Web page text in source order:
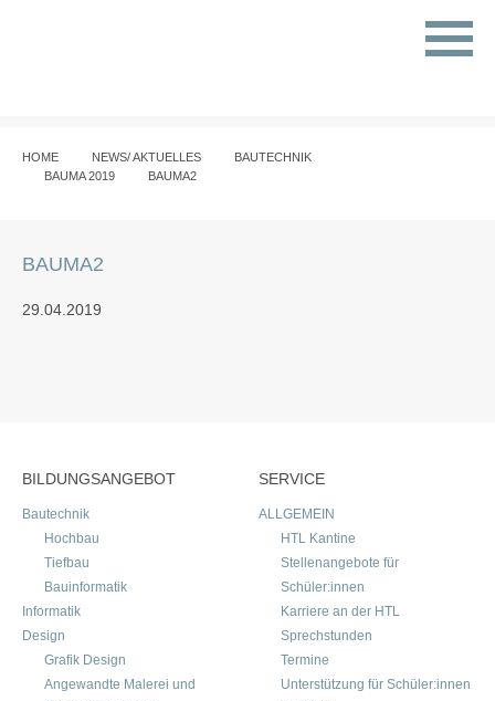
HOME NEWS/ AKTUELLES
BAUTECHNIK
BAUMA 2019
BAUMA2
BAUMA2
29.04.2019
BILDUNGSANGEBOT
Bautechnik
Hochbau
Tiefbau
Bauinformatik
Informatik
Design
Grafik Design
Angewandte Malerei und
SERVICE
ALLGEMEIN
HTL Kantine
Stellenangebote für
Schüler:innen
Karriere an der HTL
Sprechstunden
Termine
Unterstützung für Schüler:innen